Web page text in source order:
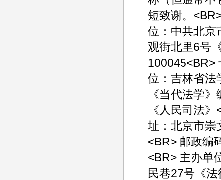
短致谢。
位：中共北京
观街北里6号
100045<BR>
位：吉林省法
《当代法学
《人民司法
址：北京市崇
<BR> 邮政编
<BR> 主办单
民巷27号《